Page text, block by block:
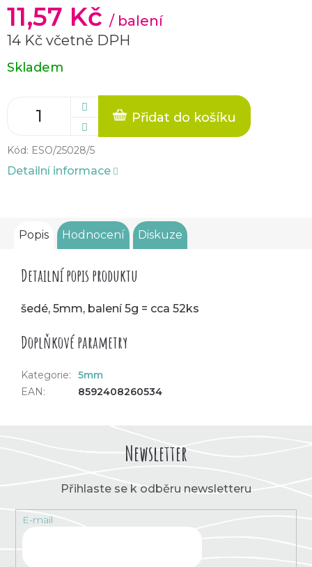
11,57 Kč / balení
14 Kč včetně DPH
Měrná
cena:
Skladem
Přidat do košíku
Kód: ESO/25028/5
Detailní informace
Popis Hodnocení Diskuze
Detailní popis produktu
šedé, 5mm, balení 5g = cca 52ks
Doplňkové parametry
Kategorie:
5mm
EAN: 8592408260534
Newsletter
Přihlaste se k odběru newsletteru
E-mail